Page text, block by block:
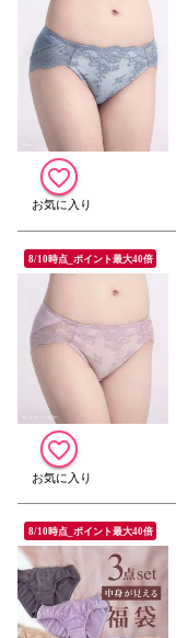
8/10時点_ポイント最大40倍
8/10時点_ポイント最大40倍